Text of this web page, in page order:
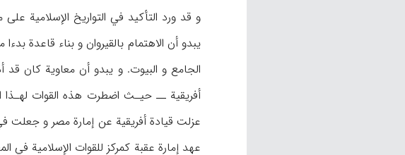
يبدو أن الاهتمام بالقيروان و بناء قاعدة
الجامع و البيوت. و يبدو أن معاوية كان قد
أفريقية ــ حيـث اضطرت هذه القوات
عزلت قيادة أفريقية عن إمارة مصر و جعلت